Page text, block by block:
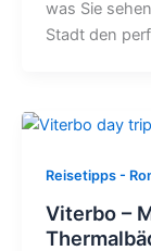
was Sie
Stadt den
Reisetipps -
Viterbo –